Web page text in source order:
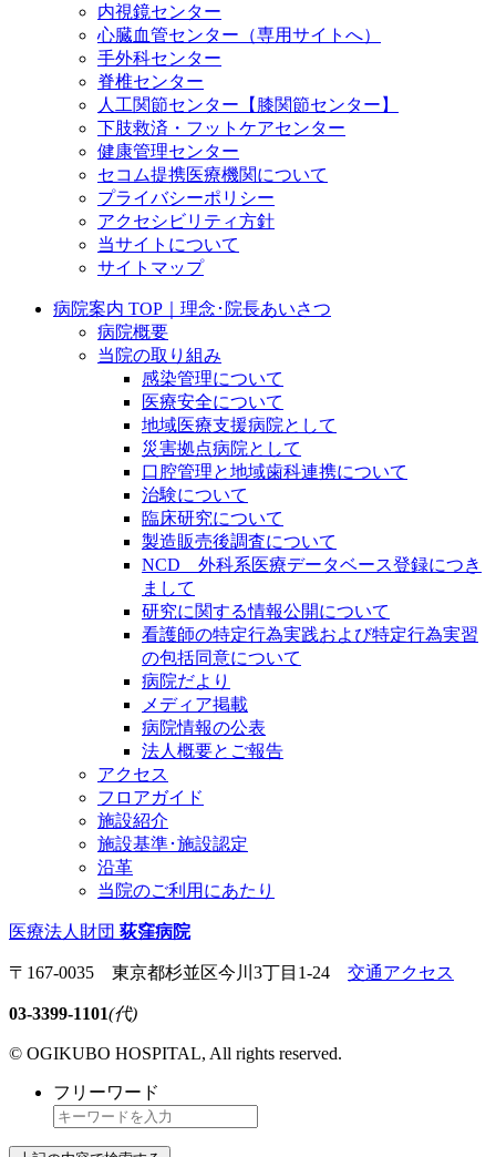
内視鏡センター
心臓血管センター（専用サイトへ）
手外科センター
脊椎センター
人工関節センター【膝関節センター】
下肢救済・フットケアセンター
健康管理センター
セコム提携医療機関について
プライバシーポリシー
アクセシビリティ方針
当サイトについて
サイトマップ
病院案内 TOP｜理念･院長あいさつ
病院概要
当院の取り組み
感染管理について
医療安全について
地域医療支援病院として
災害拠点病院として
口腔管理と地域歯科連携について
治験について
臨床研究について
製造販売後調査について
NCD 外科系医療データベース登録につき
まして
研究に関する情報公開について
看護師の特定行為実践および特定行為実習
の包括同意について
病院だより
メディア掲載
病院情報の公表
法人概要とご報告
アクセス
フロアガイド
施設紹介
施設基準･施設認定
沿革
当院のご利用にあたり
医療法人財団 荻窪病院
〒167-0035 東京都杉並区今川3丁目1-24 交通アクセス
03-3399-1101(代)
© OGIKUBO HOSPITAL, All rights reserved.
フリーワード